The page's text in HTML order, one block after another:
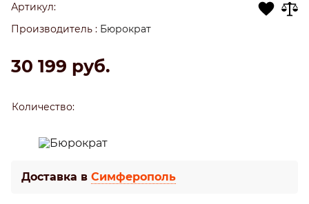
Артикул:
Производитель : Бюрократ
30 199 руб.
Количество:
Доставка в Симферополь